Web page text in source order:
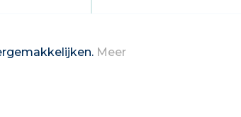
Meer
aanbod